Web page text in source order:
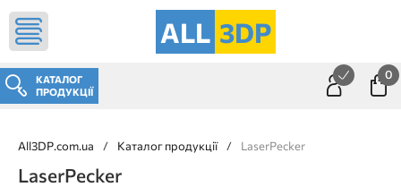
ALL 3DP
КАТАЛОГ
ПРОДУКЦІЇ
0
All3DP.com.ua / Каталог продукції / LaserPecker
LaserPecker